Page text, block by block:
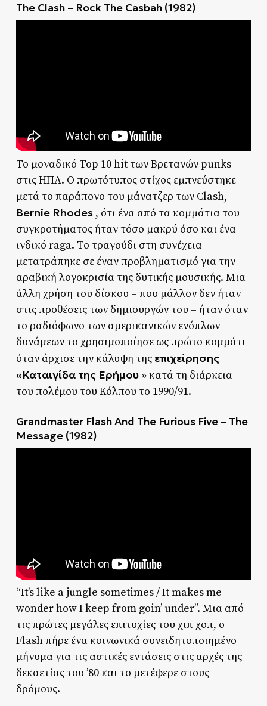
The Clash – Rock The Casbah (1982)
Το μοναδικό Top 10 hit των Βρετανών punks
στις ΗΠΑ. Ο πρωτότυπος στίχος εμπνεύστηκε
μετά το παράπονο του μάνατζερ των Clash,
Bernie Rhodes , ότι ένα από τα κομμάτια του
συγκροτήματος ήταν τόσο μακρύ όσο και ένα
ινδικό raga. Το τραγούδι στη συνέχεια
μετατράπηκε σε έναν προβληματισμό για την
αραβική λογοκρισία της δυτικής μουσικής. Μια
άλλη χρήση του δίσκου – που μάλλον δεν ήταν
στις προθέσεις των δημιουργών του – ήταν όταν
το ραδιόφωνο των αμερικανικών ενόπλων
δυνάμεων το χρησιμοποίησε ως πρώτο κομμάτι
όταν άρχισε την κάλυψη τηςεπιχείρησης
«Καταιγίδα της Ερήμου» κατά τη διάρκεια
του πολέμου του Κόλπου το 1990/91.
Grandmaster Flash And The Furious Five – The
Message (1982)
“It’s like a jungle sometimes / It makes me
wonder how I keep from goin’ under”. Μια από
τις πρώτες μεγάλες επιτυχίες του χιπ χοπ, ο
Flash πήρε ένα κοινωνικά συνειδητοποιημένο
μήνυμα για τις αστικές εντάσεις στις αρχές της
δεκαετίας του ’80 και το μετέφερε στους
δρόμους.